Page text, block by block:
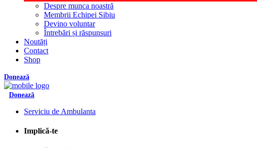
Despre munca noastră
Membrii Echipei Sibiu
Devino voluntar
Întrebări și răspunsuri
Noutăți
Contact
Shop
Donează
Donează
Serviciu de Ambulanta
Implică-te